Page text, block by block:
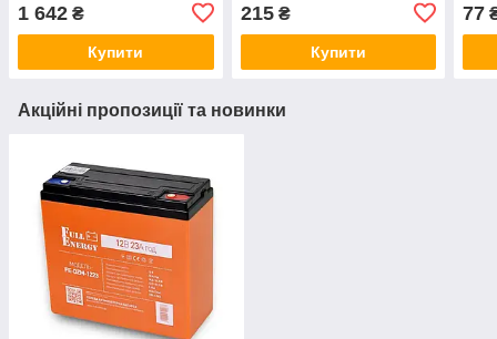
1 642 ₴
Купити
215₴
Купити
77
Акційні пропозиції та новинки